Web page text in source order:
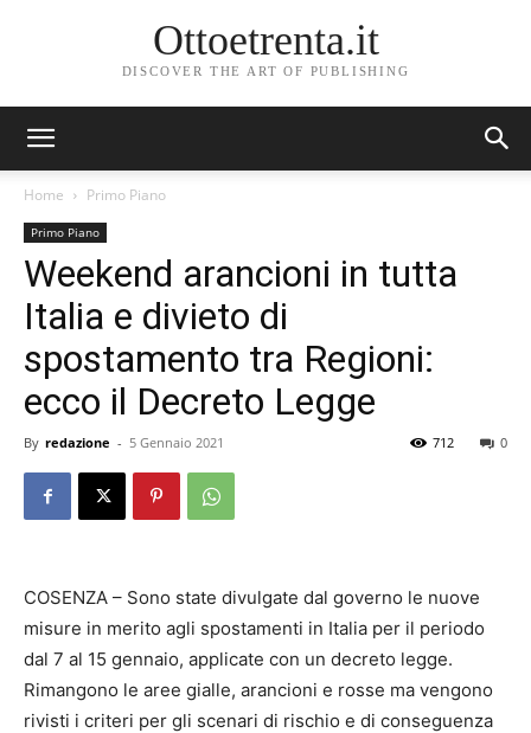
Ottoetrenta.it
DISCOVER THE ART OF PUBLISHING
Home Primo Piano
Primo Piano
Weekend arancioni in tutta
Italia e divieto di
spostamento tra Regioni:
ecco il Decreto Legge
By redazione - 5 Gennaio 2021 0
712
COSENZA – Sono state divulgate dal governo le nuove
misure in merito agli spostamenti in Italia per il periodo
dal 7 al 15 gennaio, applicate con un decreto legge.
Rimangono le aree gialle, arancioni e rosse ma vengono
rivisti i criteri per gli scenari di rischio e di conseguenza